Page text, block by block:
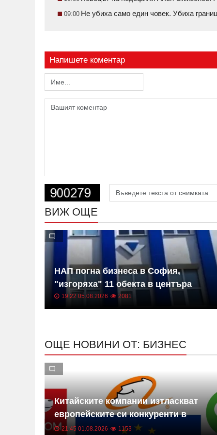
09:00 Не убиха само един човек. Убиха
Напишете коментар
ВИЖ ОЩЕ
НАП погна бизнеса в София,
"изгоряха" 11 обекта в центъра
19:22 05.08.2026 2081
ОЩЕ НОВИНИ ОТ: БИЗНЕС
Китайските компании изтласкват
европейските си конкуренти в
Европа
21:45 01.08.2026 1153